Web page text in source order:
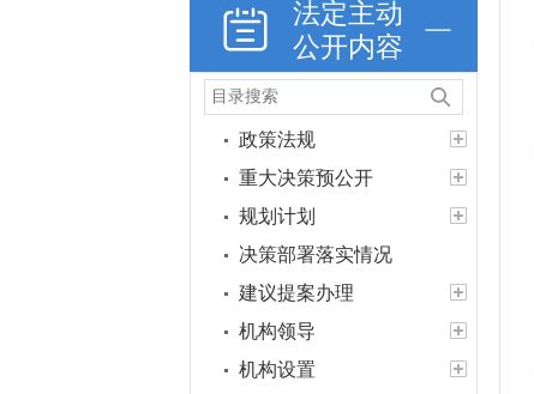
法定主动
公开内容
政策法规
重大决策预公开
规划计划
决策部署落实情况
建议提案办理
机构领导
机构设置